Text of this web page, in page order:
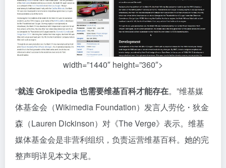
width=”1440″ height=”360″>
“就连 Grokipedia 也需要维基百科才能存在。”维基媒
体基金会（Wikimedia Foundation）发言人劳伦・狄金
森（Lauren Dickinson）对《The Verge》表示。维基
媒体基金会是非营利组织，负责运营维基百科。她的完
整声明详见本文末尾。